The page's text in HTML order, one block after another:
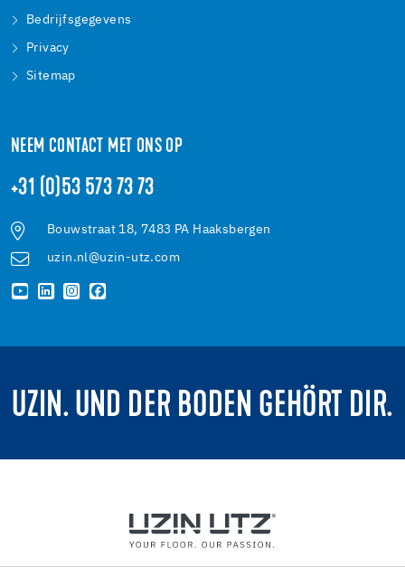
Bedrijfsgegevens
Privacy
Sitemap
NEEM CONTACT MET ONS OP
+31 (0)53 573 73 73
Bouwstraat 18, 7483 PA Haaksbergen
uzin.nl@uzin-utz.com
UZIN. UND DER BODEN GEHÖRT DIR.